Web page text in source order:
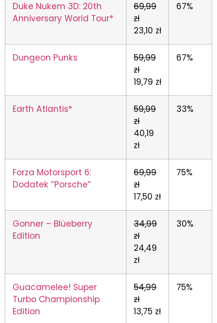
Duke Nukem 3D: 20th
Anniversary World Tour*
69,99
zł
23,10 zł
67%
Dungeon Punks
59,99
zł
19,79 zł
67%
Earth Atlantis*
59,99
zł
40,19
zł
33%
Forza Motorsport 6:
Dodatek ”Porsche”
69,99
zł
17,50 zł
75%
Gonner – Blüeberry
Edition
34,99
zł
24,49
zł
30%
Guacamelee! Super
Turbo Championship
Edition
54,99
zł
13,75 zł
75%